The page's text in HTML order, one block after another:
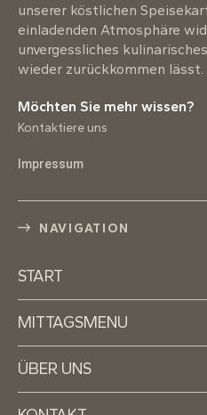
unserer köstlichen
einladenden Atmosphäre
unvergessliches
wieder zurückkommen lässt.
Möchten Sie mehr wissen?
Kontaktiere uns
Impressum
NAVIGATION
START
MITTAGSMENU
ÜBER UNS